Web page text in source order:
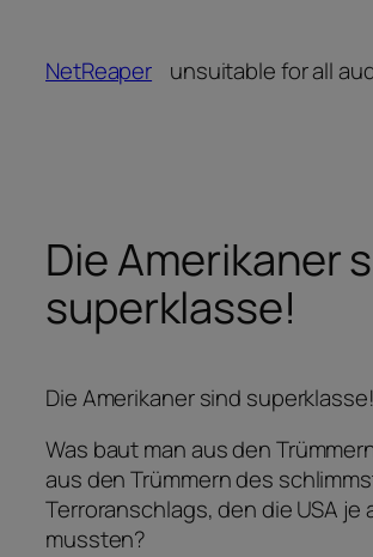
springen
NetReaper unsuitable for all
Die Amerikaner
superklasse!
Die Amerikaner sind superklasse!
Was baut man aus den
aus den Trümmern des
Terroranschlags, den die USA je
mussten?